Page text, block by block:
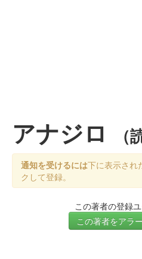
アナジロ
通知を受けるには下に表示され
クして登録。
この著者の登録
この著者をアラ